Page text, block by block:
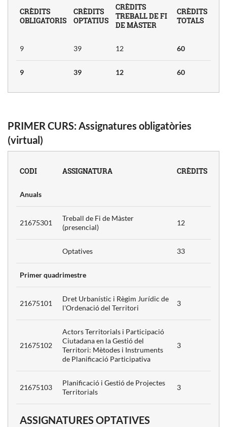
CRÈDITS
OBLIGATORIS
CRÈDITS
OPTATIUS
CRÈDITS
TREBALL DE FI
DE MÀSTER
CRÈDITS
TOTALS
9 39 12 60
9 39 12 60
PRIMER CURS: Assignatures obligatòries
(virtual)
CODI ASSIGNATURA CRÈDITS
Anuals
21675301
Treball de Fi de Màster
(presencial)
12
Optatives 33
Primer quadrimestre
21675101
Dret Urbanístic i Règim Jurídic de
l'Ordenació del Territori
3
21675102
Actors Territorials i Participació
Ciutadana en la Gestió del
Territori: Mètodes i Instruments
de Planificació Participativa
3
21675103
Planificació i Gestió de Projectes
Territorials
3
ASSIGNATURES OPTATIVES
Crèdits
i
Valors